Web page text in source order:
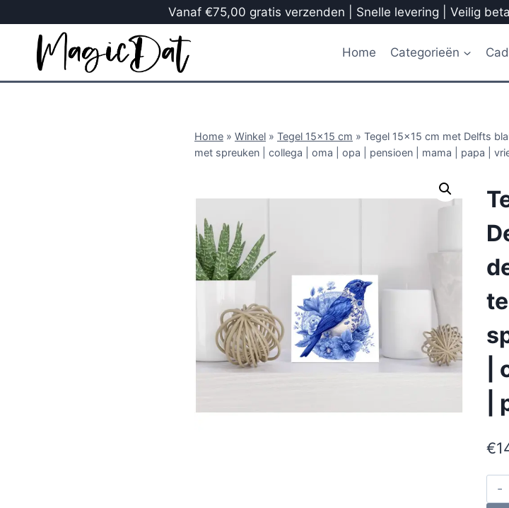
Vanaf €75,00 gratis verzenden | Snelle levering | Veilig
Home Categorieën
Home » Winkel » Tegel 15x15 cm » Tegel 15×15 cm met Delfts
met spreuken | collega | oma | opa | pensioen | mama | papa |
€